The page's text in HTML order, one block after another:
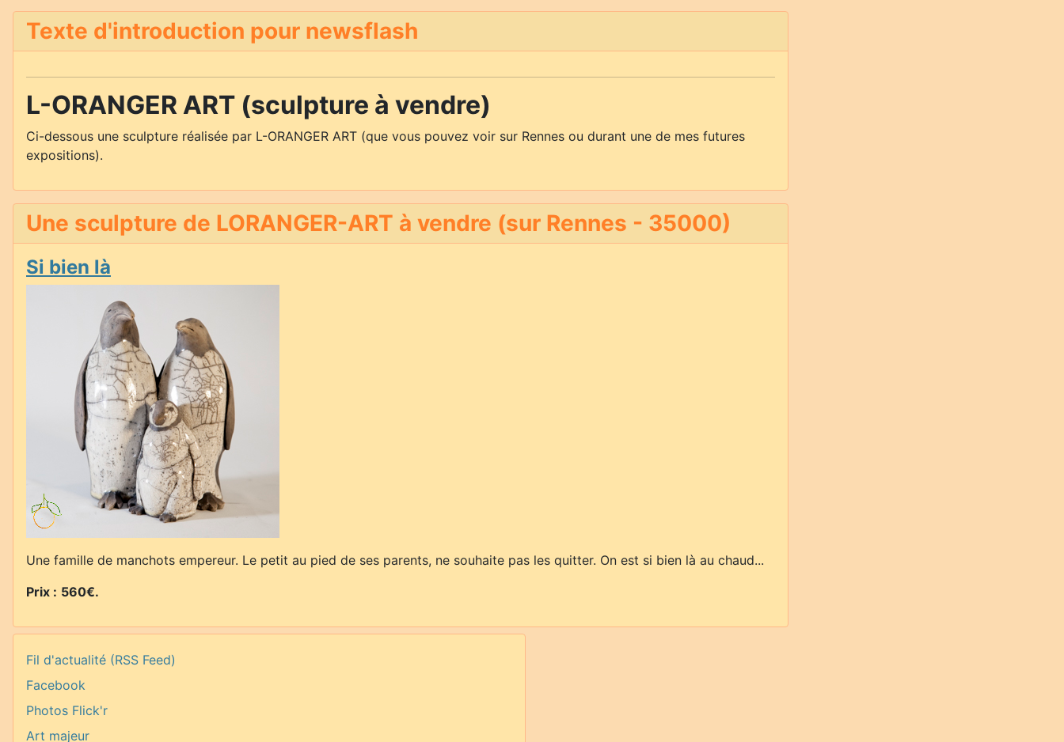
Texte d'introduction pour newsflash
L-ORANGER ART (sculpture à vendre)
Ci-dessous une sculpture réalisée par L-ORANGER ART (que vous pouvez voir sur Rennes ou durant une de mes futures
expositions).
Une sculpture de LORANGER-ART à vendre (sur Rennes - 35000)
Si bien là
Une famille de manchots empereur. Le petit au pied de ses parents, ne souhaite pas les quitter. On est si bien là au chaud...
Prix : 560€.
Fil d'actualité (RSS Feed)
Facebook
Photos Flick'r
Art majeur